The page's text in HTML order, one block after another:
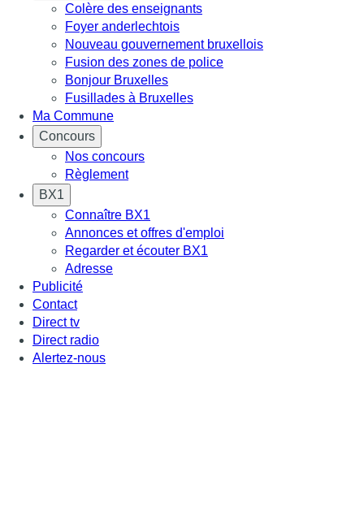
Colère des enseignants
Foyer anderlechtois
Nouveau gouvernement bruxellois
Fusion des zones de police
Bonjour Bruxelles
Fusillades à Bruxelles
Ma Commune
Concours
Nos concours
Règlement
BX1
Connaître BX1
Annonces et offres d'emploi
Regarder et écouter BX1
Adresse
Publicité
Contact
Direct tv
Direct radio
Alertez-nous